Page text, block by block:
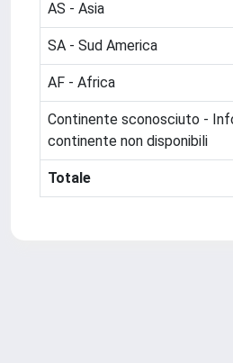
AS - Asia
SA - Sud America
AF - Africa
Continente sconosciuto -
continente non disponibili
Totale